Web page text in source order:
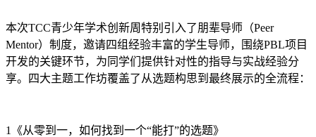
本次TCC青少年学术创新周特别引入了朋辈导师（Peer
Mentor）制度，邀请四组经验丰富的学生导师，围绕PBL项目
开发的关键环节，为同学们提供针对性的指导与实战经验分
享。四大主题工作坊覆盖了从选题构思到最终展示的全流程：
1《从零到一，如何找到一个“能打”的选题》